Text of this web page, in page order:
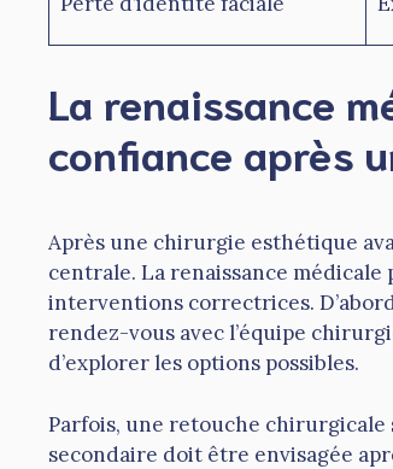
La renaissance
confiance après
Après une chirurgie esthétique
centrale. La renaissance médicale
interventions correctrices.
rendez-vous avec l’équipe
d’explorer les options possibles.
Parfois, une retouche
secondaire doit être envisagée